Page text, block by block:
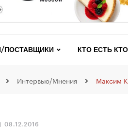
ПОСТАВЩИКИ КТО ЕСТЬ КТО
Интервью/Мнения Максим
08.12.2016